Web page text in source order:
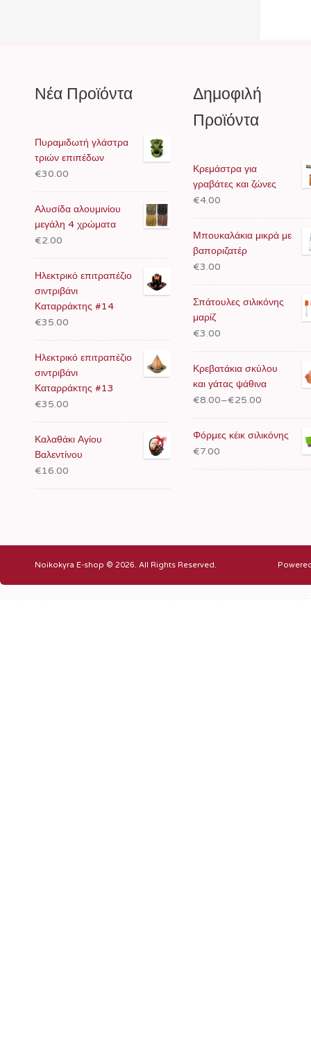
Νέα Προϊόντα
Πυραμιδωτή γλάστρα
τριών επιπέδων
€30.00
Αλυσίδα αλουμινίου
μεγάλη 4 χρώματα
€2.00
Ηλεκτρικό επιτραπέζιο
σιντριβάνι
Καταρράκτης #14
€35.00
Ηλεκτρικό επιτραπέζιο
σιντριβάνι
Καταρράκτης #13
€35.00
Καλαθάκι Αγίου
Βαλεντίνου
€16.00
Δημοφιλή
Προϊόντα
Κρεμάστρα για
γραβάτες και ζώνες
€4.00
Μπουκαλάκια μικρά με
βαποριζατέρ
€3.00
Σπάτουλες σιλικόνης
μαρίζ
€3.00
Κρεβατάκια σκύλου
και γάτας ψάθινα
€8.00–€25.00
Φόρμες κέικ σιλικόνης
€7.00
Noikokyra E-shop © 2026. All Rights Reserved.